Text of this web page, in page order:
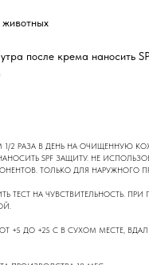
животных
после крема наносить
2 РАЗА В ДЕНЬ НА ОЧИЩЕННУЮ
SPF ЗАЩИТУ. НЕ
ТОЛЬКО ДЛЯ НАРУЖНОГО
ТЕСТ НА ЧУВСТВИТЕЛЬНОСТЬ.
ОТ +5 ДО +25 С В СУХОМ МЕСТЕ,